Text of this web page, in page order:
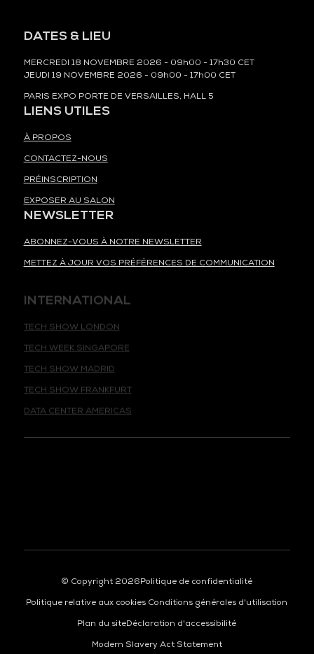
DATES & LIEU
MERCREDI 18 NOVEMBRE 2026 - 09h00 - 17h30 CET
JEUDI 19 NOVEMBRE 2026 - 09h00 - 17h00 CET
PARIS EXPO PORTE DE VERSAILLES, HALL 5
LIENS UTILES
À PROPOS
CONTACTEZ-NOUS
PRÉINSCRIPTION
EXPOSER AU SALON
NEWSLETTER
ABONNEZ-VOUS À NOTRE NEWSLETTER
METTEZ À JOUR VOS PRÉFÉRENCES DE COMMUNICATION
TECH WEEK SINGAPORE
TECH SHOW MADRID
TECH SHOW FRANKFURT
DATA CENTER AMERICAS
© Copyright 2026Politique de confidentialité
Politique relative aux cookies Conditions générales d'utilisation
Plan du siteDéclaration d'accessibilité
Modern Slavery Act Statement